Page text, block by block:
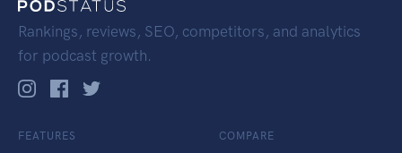
Rankings, reviews, SEO, competitors, and analytics
for podcast growth.
FEATURES COMPARE